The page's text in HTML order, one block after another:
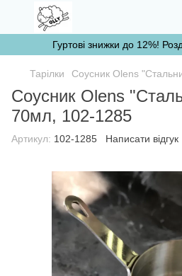
Гуртові знижки до 12%!
Тарілки Соусник Olens
Соусник Olens
70мл, 102-1285
Артикул: 102-1285 Написати відгук